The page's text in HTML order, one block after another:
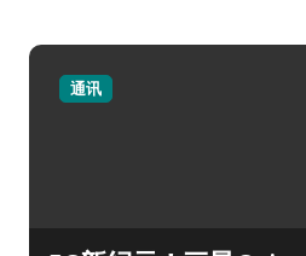
通讯